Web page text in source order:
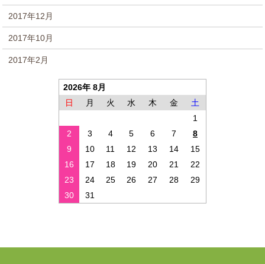
2017年12月
2017年10月
2017年2月
2026年 8月
日
月 火 水 木 金
土
1
2
3 4 5 6 7
8
9
10 11 12 13 14
15
16
17 18 19 20 21
22
23
24 25 26 27 28
29
30
31